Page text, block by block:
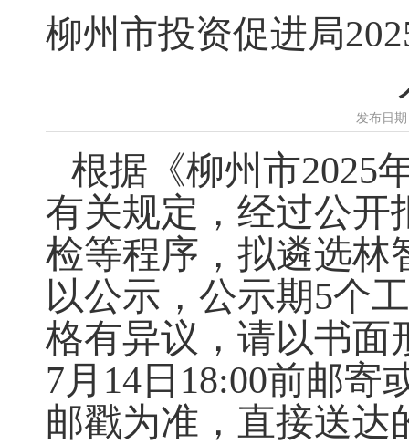
柳州市投资促进局
发布日
根据《柳州市2025
有关规定，经过公开
检等程序，拟遴选林
以公示，公示期5个
格有异议，请以书面
7月 14日 18:00前邮寄
邮戳为准，直接送达